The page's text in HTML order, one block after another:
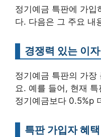
정기예금 특판에 가입
다. 다음은 그 주요 내
경쟁력 있는 이
정기예금 특판의 가장
요. 예를 들어, 현재
정기예금보다 0.5%p
특판 가입자 혜택